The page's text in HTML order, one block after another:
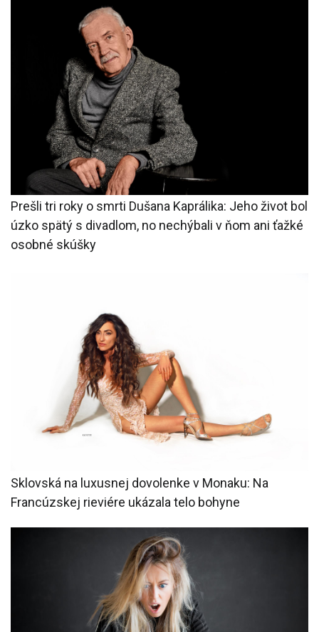
Prešli tri roky o smrti Dušana Kaprálika: Jeho život bol
úzko spätý s divadlom, no nechýbali v ňom ani ťažké
osobné skúšky
Sklovská na luxusnej dovolenke v Monaku: Na
Francúzskej rieviére ukázala telo bohyne